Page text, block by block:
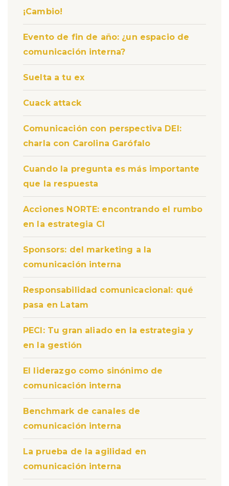
¡Cambio!
Evento de fin de año: ¿un espacio de
comunicación interna?
Suelta a tu ex
Cuack attack
Comunicación con perspectiva DEI:
charla con Carolina Garófalo
Cuando la pregunta es más importante
que la respuesta
Acciones NORTE: encontrando el rumbo
en la estrategia CI
Sponsors: del marketing a la
comunicación interna
Responsabilidad comunicacional: qué
pasa en Latam
PECI: Tu gran aliado en la estrategia y
en la gestión
El liderazgo como sinónimo de
comunicación interna
Benchmark de canales de
comunicación interna
La prueba de la agilidad en
comunicación interna